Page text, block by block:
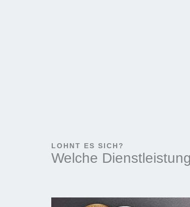
LOHNT ES SICH?
Welche